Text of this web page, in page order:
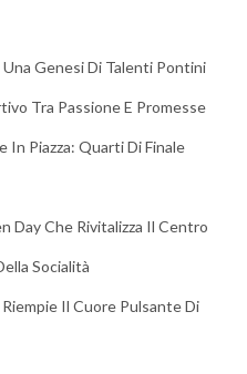
Una Genesi Di Talenti Pontini
Tra Passione E Promesse
In Piazza: Quarti Di Finale
Day Che Rivitalizza Il Centro
Socialità
Il Cuore Pulsante Di